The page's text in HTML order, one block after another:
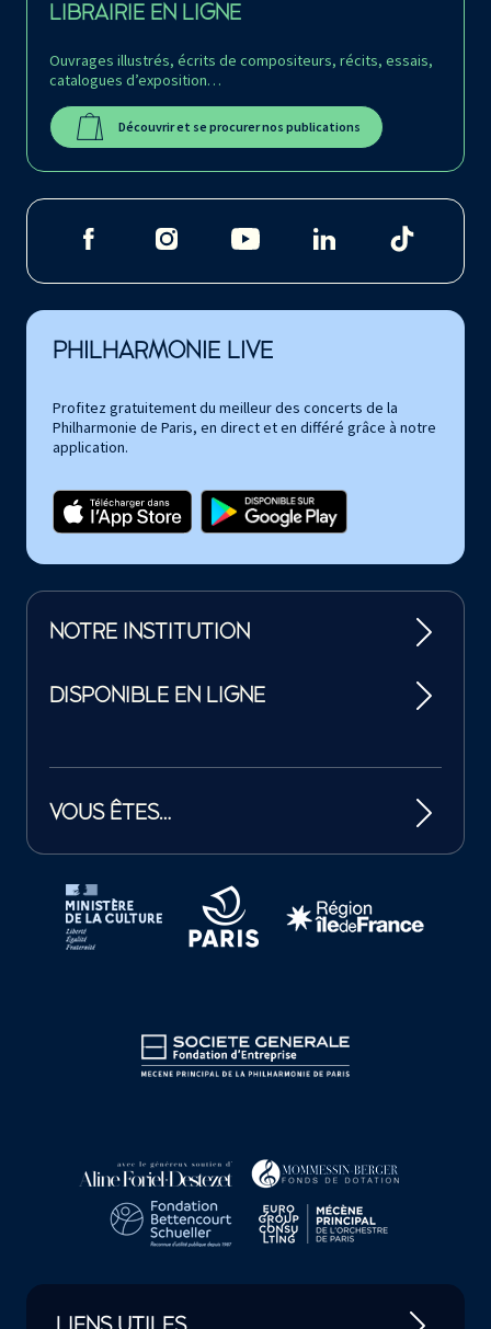
LIBRAIRIE EN LIGNE
Ouvrages illustrés, écrits de compositeurs, récits, essais,
catalogues d’exposition…
Découvrir et se procurer nos publications
PHILHARMONIE LIVE
Profitez gratuitement du meilleur des concerts de la
Philharmonie de Paris, en direct et en différé grâce à notre
application.
NOTRE INSTITUTION
DISPONIBLE EN LIGNE
VOUS ÊTES…
Tutelles et mécènes de la Philharmonie de Paris